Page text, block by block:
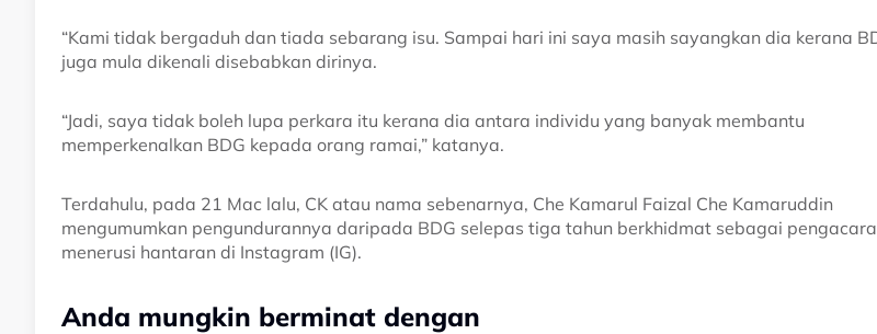
“Kami tidak bergaduh dan tiada sebarang isu. Sampai hari ini saya masih sayangkan dia kerana
juga mula dikenali disebabkan dirinya.
“Jadi, saya tidak boleh lupa perkara itu kerana dia antara individu yang banyak membantu
memperkenalkan BDG kepada orang ramai,” katanya.
Terdahulu, pada 21 Mac lalu, CK atau nama sebenarnya, Che Kamarul Faizal Che Kamaruddin
mengumumkan pengundurannya daripada BDG selepas tiga tahun berkhidmat sebagai pengacara
menerusi hantaran di Instagram (IG).
Anda mungkin berminat dengan